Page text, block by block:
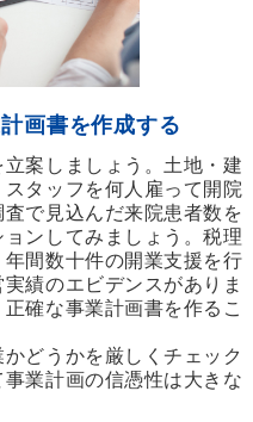
画書を作成する
案しましょう。土地・建
タッフを何人雇って開院
で見込んだ来院患者数を
ンしてみましょう。税理
間数十件の開業支援を行
績のエビデンスがありま
確な事業計画書を作るこ
どうかを厳しくチェック
業計画の信憑性は大きな